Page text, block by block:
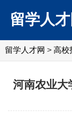
留学人才
留学人才网 > 高校
河南农业大